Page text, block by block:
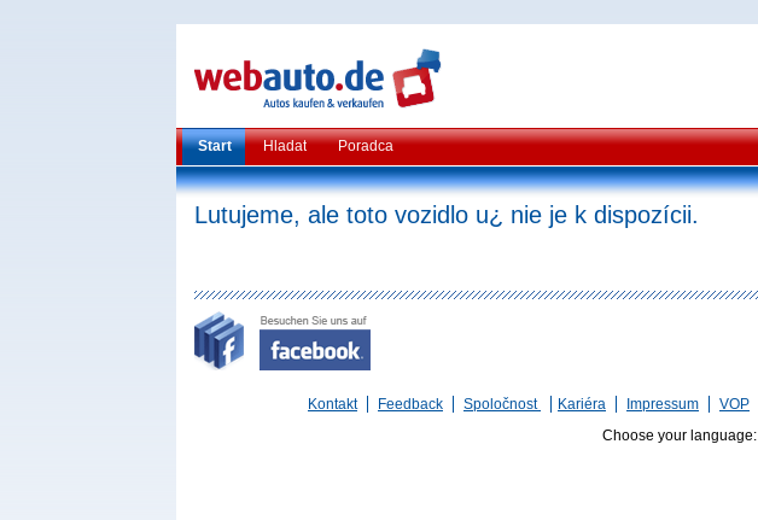
Start Hladat Poradca
Lutujeme, ale toto vozidlo u¿ nie je k dispozícii.
Kontakt
Feedback Spoločnost Kariéra Impressum VOP
Choose your language: